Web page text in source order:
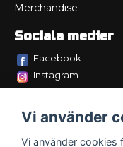
Merchandise
Sociala medier
Facebook
Instagram
Vi använder
Vi använder cookies